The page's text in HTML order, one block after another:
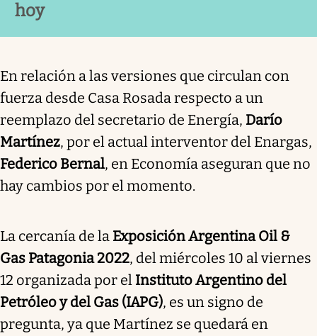
hoy
En relación a las versiones que circulan con
fuerza desde Casa Rosada respecto a un
reemplazo del secretario de Energía, Darío
Martínez, por el actual interventor del Enargas,
Federico Bernal, en Economía aseguran que no
hay cambios por el momento.
La cercanía de la Exposición Argentina Oil &
Gas Patagonia 2022, del miércoles 10 al viernes
12 organizada por el Instituto Argentino del
Petróleo y del Gas (IAPG), es un signo de
pregunta, ya que Martínez se quedará en